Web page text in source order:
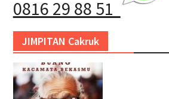
0816 29 88 51
JIMPITAN Cakruk